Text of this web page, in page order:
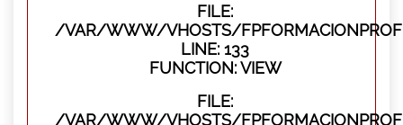
FILE:
/VAR/WWW/VHOSTS/
LINE: 133
FUNCTION: VIEW
FILE:
/VAR/WWW/VHOSTS/